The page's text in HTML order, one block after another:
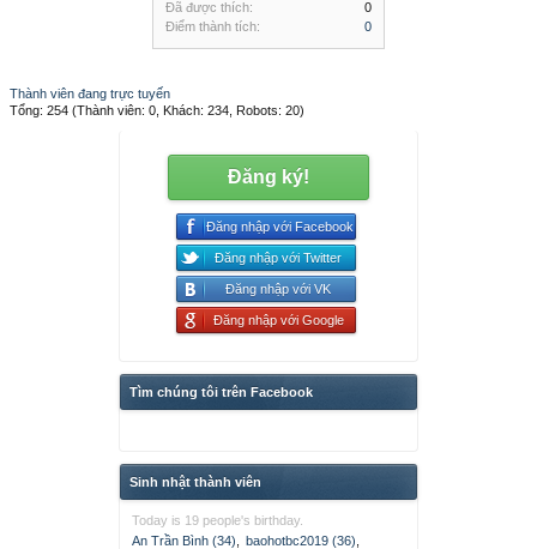
Đã được thích:
0
Điểm thành tích:
0
Thành viên đang trực tuyến
Tổng: 254 (Thành viên: 0, Khách: 234, Robots: 20)
Đăng ký!
Đăng nhập với Facebook
Đăng nhập với Twitter
Đăng nhập với VK
Đăng nhập với Google
Tìm chúng tôi trên Facebook
Sinh nhật thành viên
Today is 19 people's birthday.
An Trần Bình (34)
baohotbc2019 (36)